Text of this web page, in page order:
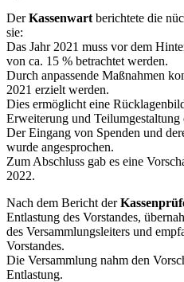
DerKassenwart berichtete die
sie:
Das Jahr 2021 muss vor dem
von ca. 15 % betrachtet werden.
Durch anpassende Maßnahmen
2021 erzielt werden.
Dies ermöglicht eine
Erweiterung und Teilumgestaltung
Der Eingang von Spenden und
wurde angesprochen.
Zum Abschluss gab es eine
2022.
Nach dem Bericht der
Entlastung des Vorstandes,
des Versammlungsleiters und
Vorstandes.
Die Versammlung nahm den
Entlastung.